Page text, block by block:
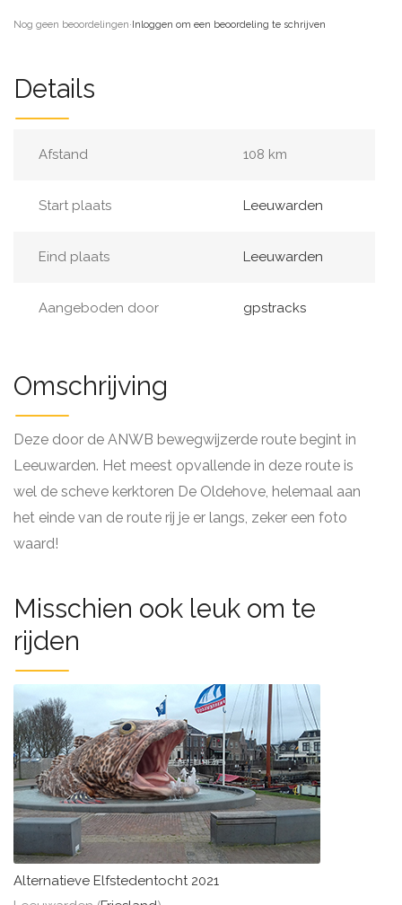
Nog geen beoordelingen·Inloggen om een beoordeling te schrijven
Details
Afstand 108 km
Start plaats Leeuwarden
Eind plaats Leeuwarden
Aangeboden door gpstracks
Omschrijving
Deze door de ANWB bewegwijzerde route begint in
Leeuwarden. Het meest opvallende in deze route is
wel de scheve kerktoren De Oldehove, helemaal aan
het einde van de route rij je er langs, zeker een foto
waard!
Misschien ook leuk om te
rijden
Alternatieve Elfstedentocht 2021